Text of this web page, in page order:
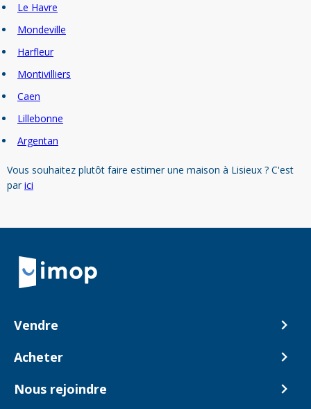
Le Havre
Mondeville
Harfleur
Montivilliers
Caen
Lillebonne
Argentan
Vous souhaitez plutôt faire estimer une maison à Lisieux ? C'est
parici
Retour à la navigation principale
Vendre
Comment ça marche ?
Acheter
Biens en vente
Nous rejoindre